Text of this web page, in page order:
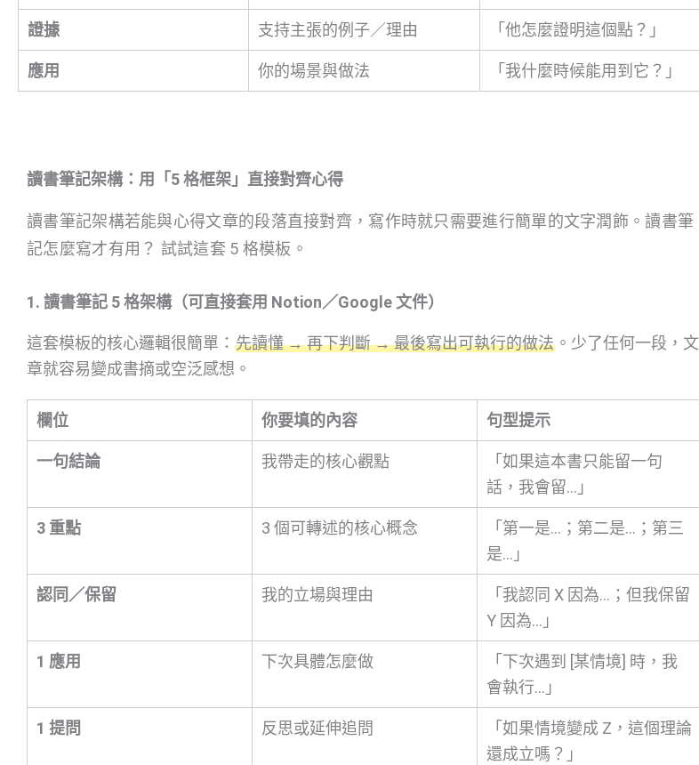
證據 支持主張的例子／理由 「他怎麼證明這個點？」
應用 你的場景與做法 「我什麼時候能用到它？」
讀書筆記架構：用「5 格框架」直接對齊心得
讀書筆記架構若能與心得文章的段落直接對齊，寫作時就只需要進行簡單的文字潤飾。讀書筆
記怎麼寫才有用？ 試試這套 5 格模板。
1. 讀書筆記 5 格架構（可直接套用 Notion／Google 文件）
這套模板的核心邏輯很簡單： 先讀懂 → 再下判斷 → 最後寫出可執行的做法 。少了任何一段，文
章就容易變成書摘或空泛感想。
欄位 你要填的內容 句型提示
一句結論 我帶走的核心觀點
「如果這本書只能留一句
話，我會留…」
3 重點 3 個可轉述的核心概念
「第一是…；第二是…；第三
是…」
認同／保留 我的立場與理由
「我認同 X 因為…；但我保留
Y 因為…」
1 應用 下次具體怎麼做
「下次遇到 [某情境] 時，我
會執行…」
1 提問 反思或延伸追問
「如果情境變成 Z，這個理論
還成立嗎？」